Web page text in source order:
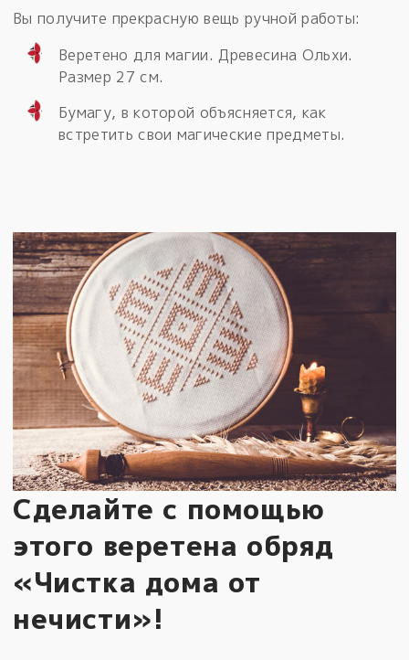
Вы получите прекрасную вещь ручной работы:
Веретено для магии. Древесина Ольхи.
Размер 27 см.
Бумагу, в которой объясняется, как
встретить свои магические предметы.
Сделайте с помощью
этого веретена обряд
«Чистка дома от
нечисти»!